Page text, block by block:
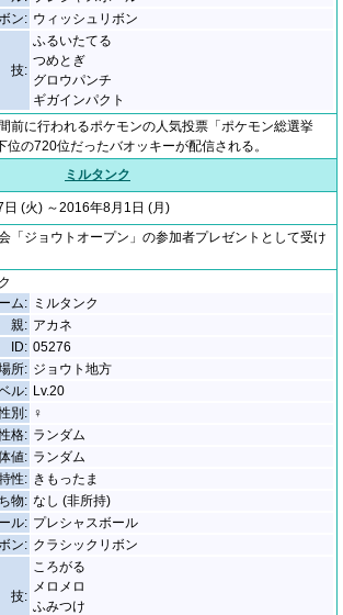
ン: ウィッシュリボン
技:
ふるいたてる
つめとぎ
グロウパンチ
ギガインパクト
前に行われるポケモンの人気投票「ポケモン総選挙
位の720位だったバオッキーが配信される。
ミルタンク
(火) ～2016年8月1日 (月)
「ジョウトオープン」の参加者プレゼントとして受け
ム: ミルタンク
親: アカネ
ID: 05276
所: ジョウト地方
ル: Lv.20
別: ♀
格: ランダム
値: ランダム
性: きもったま
物: なし (非所持)
ル: プレシャスボール
ン: クラシックリボン
技:
ころがる
メロメロ
ふみつけ